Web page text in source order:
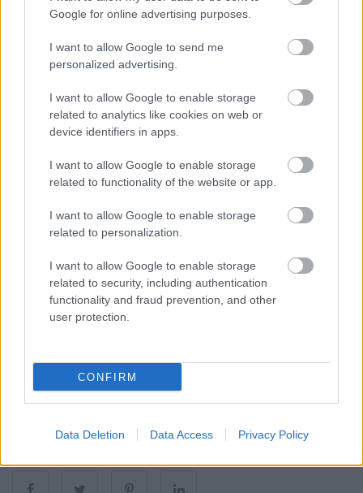
Google for online advertising purposes.
I want to allow Google to send me
personalized advertising.
I want to allow Google to enable storage
related to analytics like cookies on web or
device identifiers in apps.
I want to allow Google to enable storage
related to functionality of the website or app.
I want to allow Google to enable storage
related to personalization.
I want to allow Google to enable storage
related to security, including authentication
functionality and fraud prevention, and other
user protection.
CONFIRM
Data Deletion Data Access Privacy Policy
4 pohárba szétosztjuk a chiapudingot, mehet rá
ismét gyümölcs. A sorrend természetesen
változtatható! Extra kényeztetésként étcsoki
Jó étvágyat! 😉
Szerző:
Nagy-Kumich Nikolett / Fit életmód blogger,
hobbi-szakács, hobbi-crossfittes
Megosztás